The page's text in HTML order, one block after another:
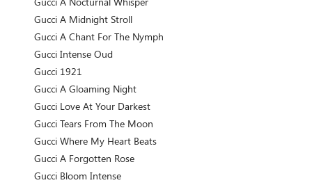
Gucci A Midnight Stroll
Gucci A Chant For The Nymph
Gucci Intense Oud
Gucci 1921
Gucci A Gloaming Night
Gucci Love At Your Darkest
Gucci Tears From The Moon
Gucci Where My Heart Beats
Gucci A Forgotten Rose
Gucci Bloom Intense